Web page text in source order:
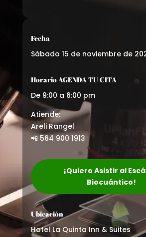
Fecha
Sábado 15 de noviembre de
Horario AGENDA TU CITA
De 9:00 a 6:00 pm
Atiende:
Areli Rangel
📲 564 900 1913
¡Quiero Asistir al
Biocuántico!
Ubicación
Hotel La Quinta Inn & Suites